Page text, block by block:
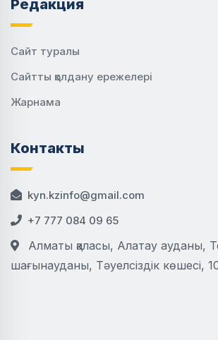
Редакция
Сайт туралы
Сайтты қолдану ережелері
Жарнама
Контакты
kyn.kzinfo@gmail.com
+7 777 084 09 65
Алматы қаласы, Алатау ауданы,
шағынауданы, Тәуелсіздік көшесі,